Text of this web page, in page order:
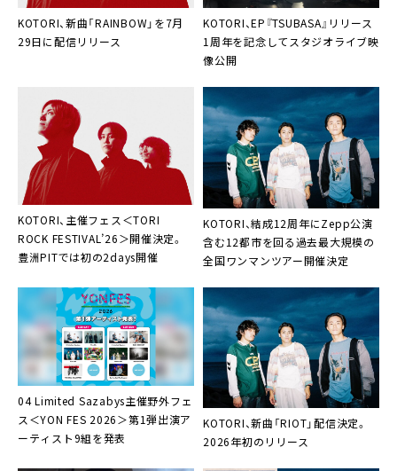
KOTORI、新曲「RAINBOW」を7月
29日に配信リリース
KOTORI、EP『TSUBASA』リリース
1周年を記念してスタジオライブ映
像公開
KOTORI、主催フェス＜TORI
ROCK FESTIVAL’26＞開催決定。
豊洲PITでは初の2days開催
KOTORI、結成12周年にZepp公演
含む12都市を回る過去最大規模の
全国ワンマンツアー開催決定
04 Limited Sazabys主催野外フェ
ス＜YON FES 2026＞第1弾出演ア
ーティスト9組を発表
KOTORI、新曲「RIOT」配信決定。
2026年初のリリース